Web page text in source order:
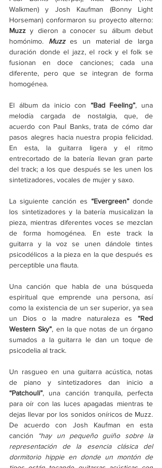
Walkmen) y Josh Kaufman (Bonny Light
Muzz y dieron a conocer su álbum debut
homónimo. Muzz es un material de larga
duración donde el jazz, el rock y el folk se
fusionan en doce canciones; cada una
diferente, pero que se integran de forma
homogénea.
El álbum da inicio con “Bad Feeling”, una
melodía cargada de nostalgia, que, de
acuerdo con Paul Banks, trata de cómo dar
pasos alegres hacia nuestra propia felicidad.
En esta, la guitarra ligera y el ritmo
entrecortado de la batería llevan gran parte
del track; a los que después se les unen los
sintetizadores, vocales de mujer y saxo.
La siguiente canción es “Evergreen” donde
los sintetizadores y la batería musicalizan la
pieza, mientras diferentes voces se mezclan
de forma homogénea. En este track la
guitarra y la voz se unen dándole tintes
psicodélicos a la pieza en la que después es
perceptible una flauta.
Una canción que habla de una búsqueda
espiritual que emprende una persona, así
como la existencia de un ser superior, ya sea
un Dios o la madre naturaleza es “Red
Western Sky”, en la que notas de un órgano
sumados a la guitarra le dan un toque de
psicodelia al track.
Un rasgueo en una guitarra acústica, notas
“Patchouli”, una canción tranquila, perfecta
para oír con las luces apagadas mientras te
dejas llevar por los sonidos oníricos de Muzz.
De acuerdo con Josh Kaufman en esta
canción
“hay un pequeño guiño sobre la
representación de la esencia clásica del
dormitorio hippie en donde un montón de